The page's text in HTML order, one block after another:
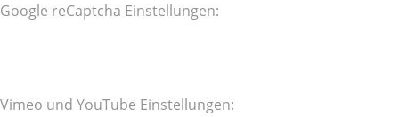
Google reCaptcha Einstellungen:
Vimeo und YouTube Einstellungen: